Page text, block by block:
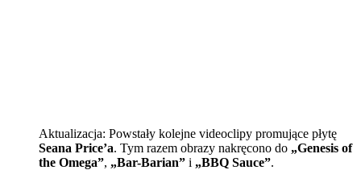
Aktualizacja: Powstały kolejne videoclipy promujące płytę
Seana Price’a. Tym razem obrazy nakręcono do „Genesis of
the Omega”, „Bar-Barian” i „BBQ Sauce”.